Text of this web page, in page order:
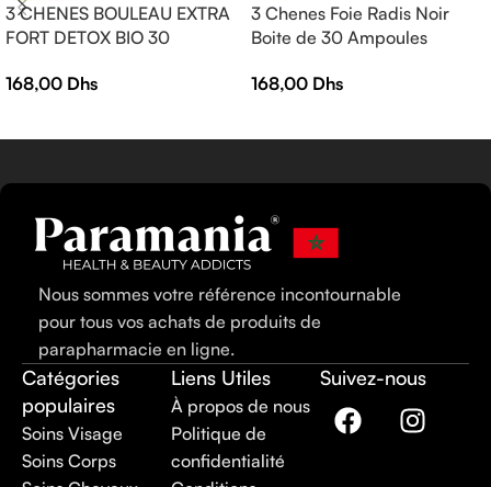
3 CHENES BOULEAU EXTRA
FORT DETOX BIO 30
168,00 Dhs
3 Chenes Foie Radis Noir
Boite de 30 Ampoules
168,00 Dhs
Nous sommes votre référence incontournable
pour tous vos achats de produits de
parapharmacie en ligne.
Catégories
populaires
Soins Visage
Soins Corps
Liens Utiles
À propos de nous
Politique de
confidentialité
Suivez-nous